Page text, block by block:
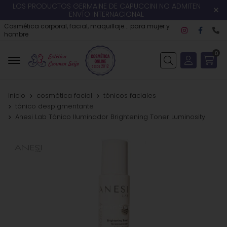
LOS PRODUCTOS GERMAINE DE CAPUCCINI NO ADMITEN
ENVÍO INTERNACIONAL
Cosmética corporal, facial, maquillaje... para mujer y
hombre
Buscar
0
inicio cosmética facial
tónicos faciales
tónico despigmentante
Anesi Lab Tónico Iluminador Brightening Toner Luminosity